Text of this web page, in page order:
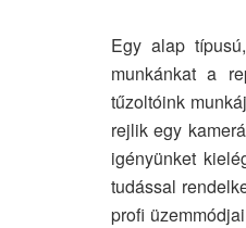
Egy alap
munkánkat a
tűzoltóink
rejlik egy
igényünket
tudással
profi